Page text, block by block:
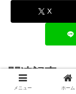
X
関連記事
メニュー ホーム